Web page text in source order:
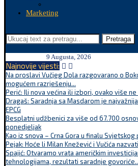
Marketing
Pretraga
9 Augusta, 2026
Najnovije vijesti:
Na proslavi Vučjeg Dola razgovarano o
mogućem razrješenju...
Perić: Ili nova većina ili izbori, ovako više
Dragaš: Saradnja sa Masdarom je
EPCG
Besplatni udžbenici za više od 67.700
ponedjeljak
Kao iz snova – Crna Gora u finalu Svjetskog
Pejak: Hoće li Milan Knežević i Vučića
Spajić: Otvaramo vrata američkim
tehnologijama, rezultati saradnje